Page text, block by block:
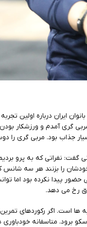
ایران درباره اولین
گری آمدم و ورزشکار بودن
جذاب بود. مربی گری را
گفت: نفراتی که به پرو
را بزنند هر سه
پیدا نکرده بود اما
رخ می دهد.
ها است. اگر رکوردهای تمرین
برود. متاسفانه